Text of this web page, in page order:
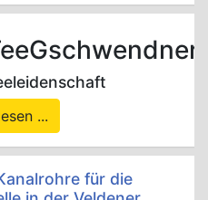
...
für die